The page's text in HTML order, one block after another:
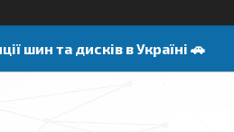
шин та дисків в Україні 🚗